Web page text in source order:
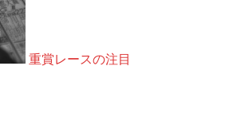
重賞レースの注目